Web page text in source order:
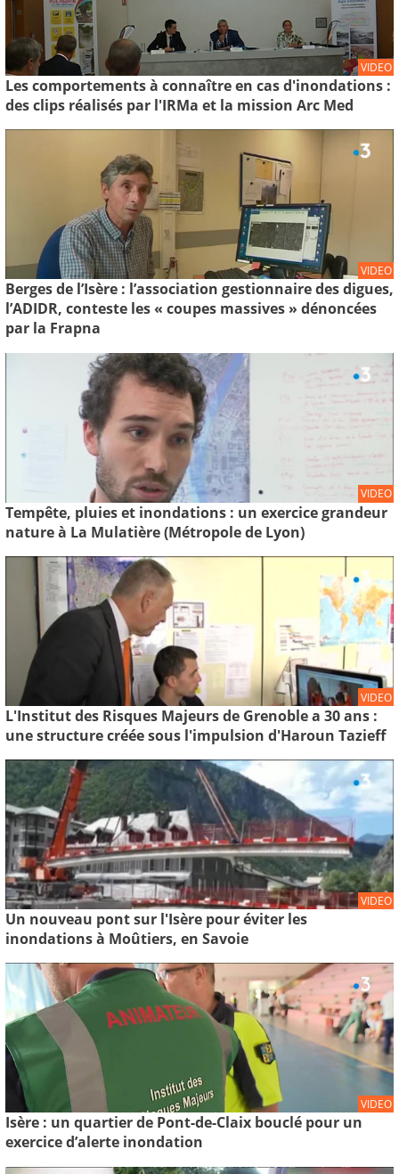
VIDEO
Les comportements à connaître en cas d'inondations :
des clips réalisés par l'IRMa et la mission Arc Med
VIDEO
Berges de l’Isère : l’association gestionnaire des digues,
l’ADIDR, conteste les « coupes massives » dénoncées
par la Frapna
VIDEO
Tempête, pluies et inondations : un exercice grandeur
nature à La Mulatière (Métropole de Lyon)
VIDEO
L'Institut des Risques Majeurs de Grenoble a 30 ans :
une structure créée sous l'impulsion d'Haroun Tazieff
VIDEO
Un nouveau pont sur l'Isère pour éviter les
inondations à Moûtiers, en Savoie
VIDEO
Isère : un quartier de Pont-de-Claix bouclé pour un
exercice d’alerte inondation